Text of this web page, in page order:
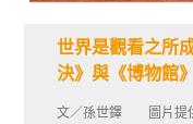
世界是觀看之所
決》與《博物館》
文／孫世鐸 圖片提